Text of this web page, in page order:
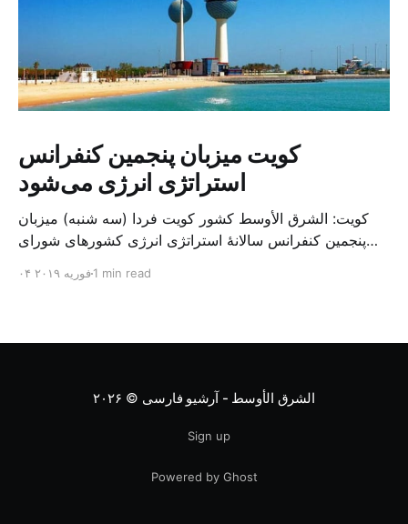
کویت میزبان پنجمین کنفرانس
استراتژی انرژی می‌شود
کویت: الشرق الأوسط کشور کویت فردا (سه شنبه) میزبان
پنجمین کنفرانس سالانهٔ استراتژی انرژی کشورهای شورای
متخصص از شرکت‌های جهانی نفت و گاز در این کنفرانس
۰۴ فوریه ۲۰۱۹1 min read
الشرق الأوسط - آرشیو فارسی © ۲۰۲۶
Sign up
Powered by Ghost